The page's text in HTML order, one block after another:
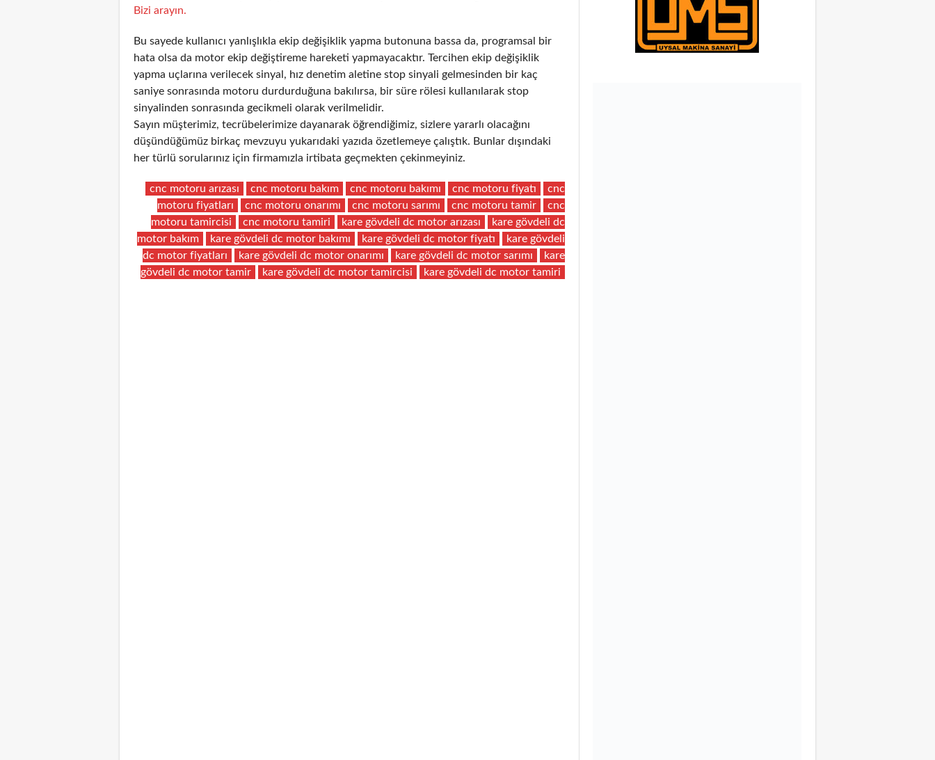
Bizi arayın.
Bu sayede kullanıcı yanlışlıkla ekip değişiklik yapma butonuna bassa da, programsal bir
hata olsa da motor ekip değiştireme hareketi yapmayacaktır. Tercihen ekip değişiklik
yapma uçlarına verilecek sinyal, hız denetim aletine stop sinyali gelmesinden bir kaç
saniye sonrasında motoru durdurduğuna bakılırsa, bir süre rölesi kullanılarak stop
sinyalinden sonrasında gecikmeli olarak verilmelidir.
Sayın müşterimiz, tecrübelerimize dayanarak öğrendiğimiz, sizlere yararlı olacağını
düşündüğümüz birkaç mevzuyu yukarıdaki yazıda özetlemeye çalıştık. Bunlar dışındaki
her türlü sorularınız için firmamızla irtibata geçmekten çekinmeyiniz.
cnc motoru arızası cnc motoru bakım cnc motoru bakımı cnc motoru fiyatı
cnc
motoru fiyatları
cnc motoru onarımı cnc motoru sarımı cnc motoru tamir
cnc
motoru tamircisi
cnc motoru tamiri kare gövdeli dc motor arızası
kare gövdeli dc
motor bakım
kare gövdeli dc motor bakımı kare gövdeli dc motor fiyatı
kare gövdeli
dc motor fiyatları
kare gövdeli dc motor onarımı kare gövdeli dc motor sarımı
kare
gövdeli dc motor tamir
kare gövdeli dc motor tamircisi kare gövdeli dc motor tamiri